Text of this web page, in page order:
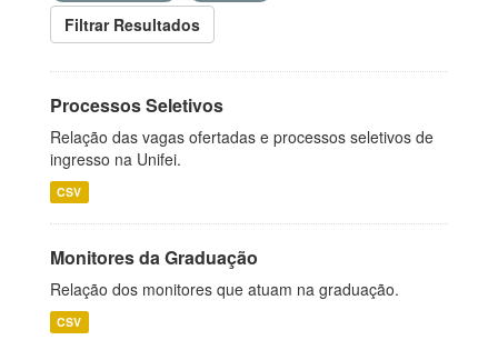
Filtrar Resultados
Processos Seletivos
Relação das vagas ofertadas e processos seletivos de
ingresso na Unifei.
CSV
Monitores da Graduação
Relação dos monitores que atuam na graduação.
CSV